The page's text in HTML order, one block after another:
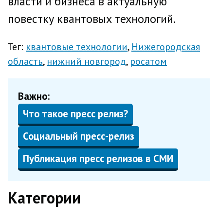
повестку квантовых технологий.
Тег: квантовые технологии Нижегородская
область нижний новгород росатом
Важно:
Что такое пресс релиз?
Социальный пресс-релиз
Публикация пресс релизов в СМИ
Категории